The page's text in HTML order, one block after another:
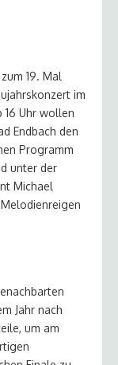
19. Mal
im
16 Uhr wollen
Endbach den
Programm
unter der
Michael
Jahr nach
um am